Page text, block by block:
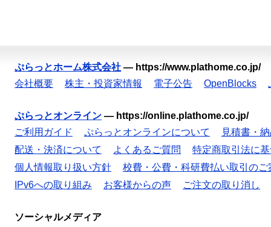
ぷらっとホーム株式会社 — https://www.plathome.co.jp/
会社概要
株主・投資家情報 電子公告 OpenBlocks
ぷらっとオンライン — https://online.plathome.co.jp/
ご利用ガイド
ぷらっとオンラインについて
見積書・
配送・決済について
よくあるご質問
特定商取引法に
個人情報取り扱い方針
校費・公費・科研費払い取引のご
IPv6への取り組み
お客様からの声 ご注文の取り消し
ソーシャルメディア